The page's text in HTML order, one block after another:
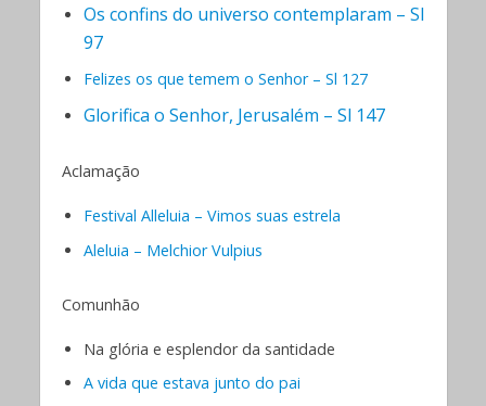
Os confins do universo contemplaram – Sl
97
Felizes os que temem o Senhor – Sl 127
Glorifica o Senhor, Jerusalém – Sl 147
Aclamação
Festival Alleluia – Vimos suas estrela
Aleluia – Melchior Vulpius
Comunhão
Na glória e esplendor da santidade
A vida que estava junto do pai